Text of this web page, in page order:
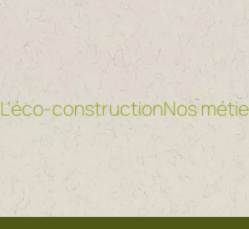
L’éco-constructionNos